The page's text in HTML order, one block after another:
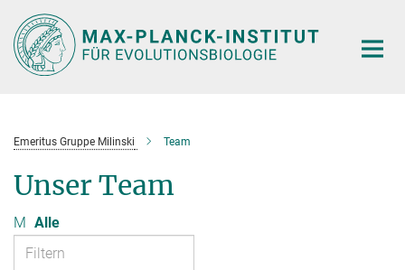
Hauptinhalt
Emeritus Gruppe Milinski Team
Unser Team
M Alle